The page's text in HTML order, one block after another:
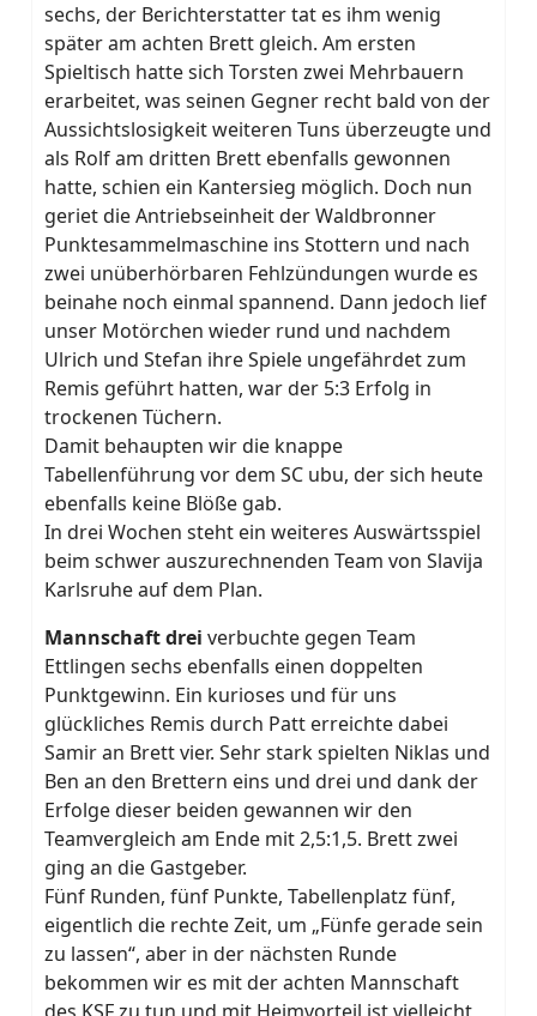
sechs, der Berichterstatter tat es ihm wenig
später am achten Brett gleich. Am ersten
Spieltisch hatte sich Torsten zwei Mehrbauern
erarbeitet, was seinen Gegner recht bald von der
Aussichtslosigkeit weiteren Tuns überzeugte und
als Rolf am dritten Brett ebenfalls gewonnen
hatte, schien ein Kantersieg möglich. Doch nun
geriet die Antriebseinheit der Waldbronner
Punktesammelmaschine ins Stottern und nach
zwei unüberhörbaren Fehlzündungen wurde es
beinahe noch einmal spannend. Dann jedoch lief
unser Motörchen wieder rund und nachdem
Ulrich und Stefan ihre Spiele ungefährdet zum
Remis geführt hatten, war der 5:3 Erfolg in
trockenen Tüchern.
Damit behaupten wir die knappe
Tabellenführung vor dem SC ubu, der sich heute
ebenfalls keine Blöße gab.
In drei Wochen steht ein weiteres Auswärtsspiel
beim schwer auszurechnenden Team von Slavija
Karlsruhe auf dem Plan.
Mannschaft dreiverbuchte gegen Team
Ettlingen sechs ebenfalls einen doppelten
Punktgewinn. Ein kurioses und für uns
glückliches Remis durch Patt erreichte dabei
Samir an Brett vier. Sehr stark spielten Niklas und
Ben an den Brettern eins und drei und dank der
Erfolge dieser beiden gewannen wir den
Teamvergleich am Ende mit 2,5:1,5. Brett zwei
ging an die Gastgeber.
Fünf Runden, fünf Punkte, Tabellenplatz fünf,
eigentlich die rechte Zeit, um „Fünfe gerade sein
zu lassen“, aber in der nächsten Runde
bekommen wir es mit der achten Mannschaft